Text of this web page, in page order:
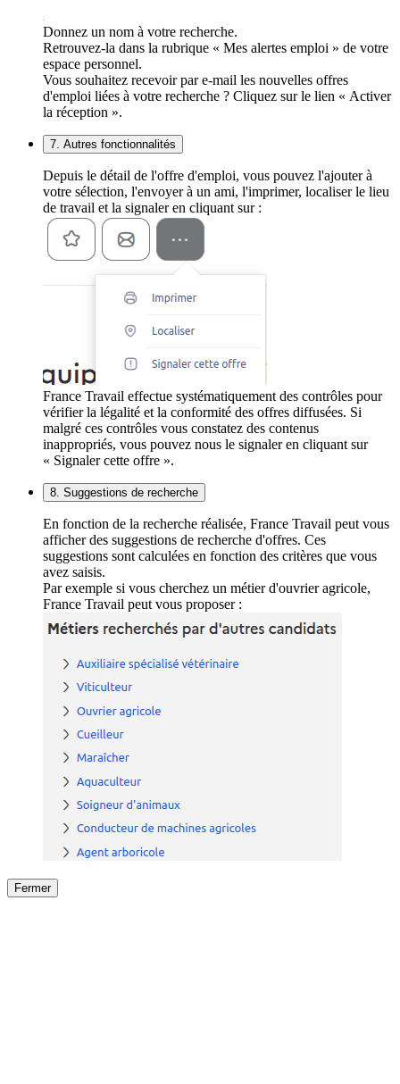
Donnez un nom à votre recherche.
Retrouvez-la dans la rubrique « Mes alertes emploi » de votre
espace personnel.
Vous souhaitez recevoir par e-mail les nouvelles offres
d'emploi liées à votre recherche ? Cliquez sur le lien « Activer
la réception ».
7. Autres fonctionnalités
Depuis le détail de l'offre d'emploi, vous pouvez l'ajouter à
votre sélection, l'envoyer à un ami, l'imprimer, localiser le lieu
de travail et la signaler en cliquant sur :
France Travail effectue systématiquement des contrôles pour
vérifier la légalité et la conformité des offres diffusées. Si
malgré ces contrôles vous constatez des contenus
inappropriés, vous pouvez nous le signaler en cliquant sur
« Signaler cette offre ».
8. Suggestions de recherche
En fonction de la recherche réalisée, France Travail peut vous
afficher des suggestions de recherche d'offres. Ces
suggestions sont calculées en fonction des critères que vous
avez saisis.
Par exemple si vous cherchez un métier d'ouvrier agricole,
France Travail peut vous proposer :
Fermer